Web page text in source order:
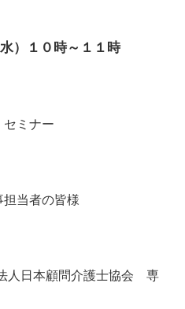
）１０時～１１時
ミナー
当者の皆様
人日本顧問介護士協会 専